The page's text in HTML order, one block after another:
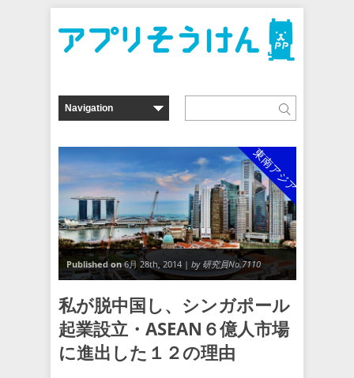
東南アジア
Published on6月 28th, 2014 | by 研究員No.7110
私が脱中国し、シンガポール
起業設立・ASEAN６億人市場
に進出した１２の理由